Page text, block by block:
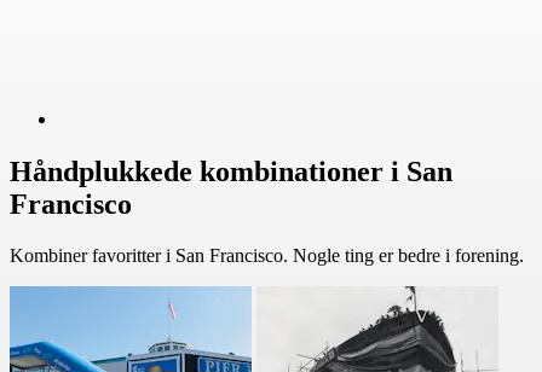
Håndplukkede kombinationer i San
Francisco
Kombiner favoritter i San Francisco. Nogle ting er bedre i forening.